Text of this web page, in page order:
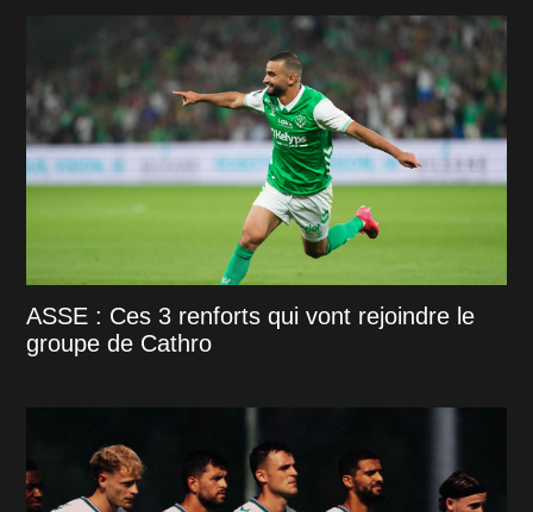
ASSE : Ces 3 renforts qui vont rejoindre le
groupe de Cathro